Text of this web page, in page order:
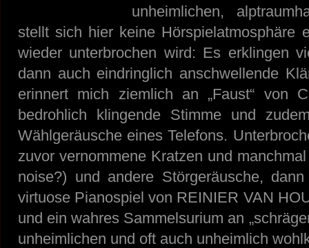
unheimlichen,
stellt sich hier keine Hörspielatmosphäre
wieder unterbrochen wird: Es erklingen
dann auch eindringlich anschwellende
erinnert mich ziemlich an „Faust“ von
bedrohlich klingende Stimme und
Wählgeräusche eines Telefons.
zuvor vernommene Kratzen und
noise?) und andere Störgeräusche,
virtuose Pianospiel von REINIER VAN
und ein wahres Sammelsurium an
unheimlichen und oft auch unheimlich